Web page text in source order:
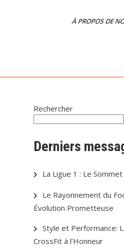
À PROPOS DE
Rechercher
Derniers
La Ligue 1 : Le
Le Rayonnement du
Évolution Prometteuse
Style et Performance:
CrossFit à l’Honneur